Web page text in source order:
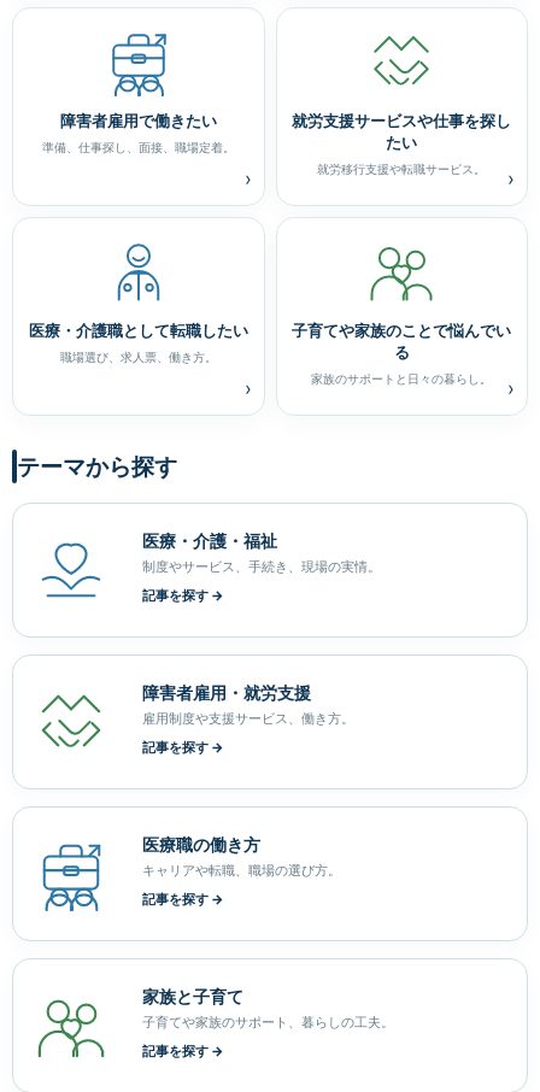
障害者雇用で働きたい
準備、仕事探し、面接、職場定着。
›
就労支援サービスや仕事を探し
たい
就労移行支援や転職サービス。 ›
医療・介護職として転職したい
職場選び、求人票、働き方。
›
子育てや家族のことで悩んでい
る
家族のサポートと日々の暮らし。 ›
テーマから探す
医療・介護・福祉
制度やサービス、手続き、現場の実情。
記事を探す →
障害者雇用・就労支援
雇用制度や支援サービス、働き方。
記事を探す →
医療職の働き方
キャリアや転職、職場の選び方。
記事を探す →
家族と子育て
子育てや家族のサポート、暮らしの工夫。
記事を探す →